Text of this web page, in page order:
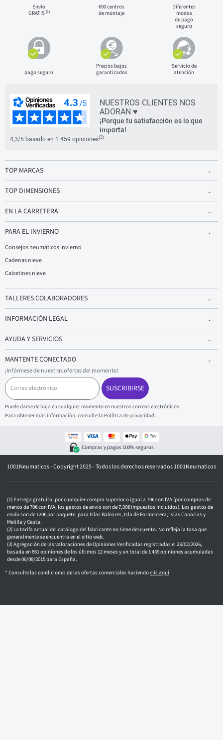
Envío
GRATIS(1)
600 centros
de montaje
Diferentes
modos
de pago
seguro
pago seguro
Precios bajos
garantizados
Servicio de
atención
NUESTROS CLIENTES NOS
ADORAN ♥
¡Porque tu satisfacción es lo que
importa!
4,3/5 basado en 1 459 opiniones(3)
TOP MARCAS
TOP DIMENSIONES
EN LA CARRETERA
PARA EL INVIERNO
Consejos neumáticos invierno
Cadenas nieve
Calcetines nieve
TALLERES COLABORADORES
INFORMACIÓN LEGAL
AYUDA Y SERVICIOS
MANTENTE CONECTADO
¡Infórmese de nuestras ofertas del momento!
C
o
r
r
e
o
n
o
SUSCRIBIRSE
Puede darse de baja en cualquier momento en nuestros correos electrónicos.
Para obtener más información, consulte la Política de privacidad..
Compras y pagos 100% seguros
1001Neumaticos - Copyright 2025 - Todos los derechos reservados 1001Neumaticos
Entrega gratuita: por cualquier compra superior o igual a 70€ con IVA (por compras de
menos de 70€ con IVA, los gastos de envío son de 7,90€ impuestos incluidos). Los gastos de
envío son de 120€ por paquete, para Islas Baleares, Isla de Formentera, Islas Canarias y
Melilla y Ceuta.
La tarifa actual del catálogo del fabricante no tiene descuento. No refleja la tasa que
generalmente se encuentra en el sitio web.
Agregación de las valoraciones de Opiniones Verificadas registradas el 23/02/2026,
basada en 861 opiniones de los últimos 12 meses y un total de 1 459 opiniones acumuladas
desde 06/08/2015 para España.
* Consulte las condiciones de las ofertas comerciales haciendoclic aquí